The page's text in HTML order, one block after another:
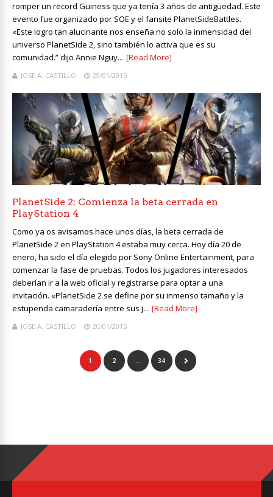
romper un record Guiness que ya tenía 3 años de antigüedad. Este
evento fue organizado por SOE y el fansite PlanetSideBattles.
«Este logro tan alucinante nos enseña no solo la inmensidad del
universo PlanetSide 2, sino también lo activa que es su
comunidad.” dijo Annie Nguy... [Read More]
JOSE A. CASTILLO 29/01/2015
PlanetSide 2: Comienza la beta cerrada en
PlayStation 4
Como ya os avisamos hace unos días, la beta cerrada de
PlanetSide 2 en PlayStation 4 estaba muy cerca. Hoy día 20 de
enero, ha sido el día elegido por Sony Online Entertainment, para
comenzar la fase de pruebas. Todos los jugadores interesados
deberían ir a la web oficial y registrarse para optar a una
invitación. «PlanetSide 2 se define por su inmenso tamaño y la
estupenda camaradería entre sus j... [Read More]
JOSE A. CASTILLO 20/01/2015
1 2 … 34